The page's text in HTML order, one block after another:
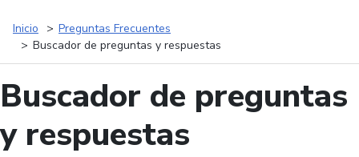
Inicio
Preguntas Frecuentes
Buscador de preguntas y respuestas
Buscador de preguntas
y respuestas